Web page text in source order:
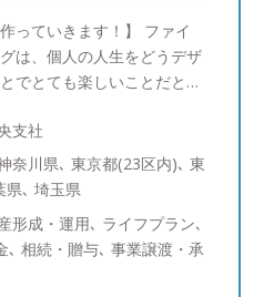
っていきます！】 ファイ
は、個人の人生をどうデザ
でとても楽しいことだと思
を叶えるために行動するの
思いませんか。そんな人の
のプランニングをさせてい
。 ◆保有資格・実績 メッ
2021年度MDRT成績資格
） 2020年度MDRT成績
） FP (2級ファイナ
支社
奈川県､ 東京都(23区内)､ 東
県､ 埼玉県
形成・運用､ ライフプラン､
､ 相続・贈与､ 事業譲渡・承